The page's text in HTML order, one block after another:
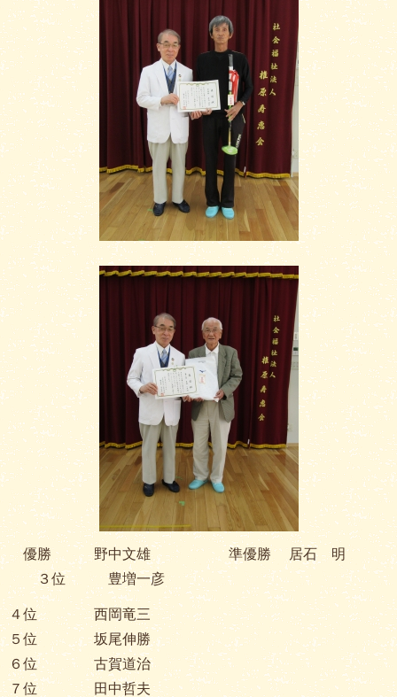
優勝 野中文雄 準優勝 居石 明
３位 豊増一彦
４位 西岡竜三
５位 坂尾伸勝
６位 古賀道治
７位 田中哲夫